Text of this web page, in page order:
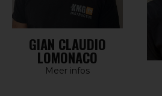
GIAN CLAUDIO
LOMONACO
Meer infos